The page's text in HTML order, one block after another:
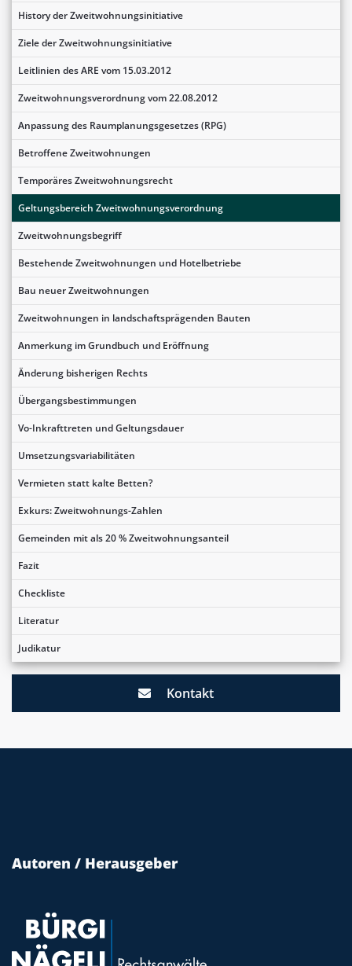
History der Zweitwohnungsinitiative
Ziele der Zweitwohnungsinitiative
Leitlinien des ARE vom 15.03.2012
Zweitwohnungsverordnung vom 22.08.2012
Anpassung des Raumplanungsgesetzes (RPG)
Betroffene Zweitwohnungen
Temporäres Zweitwohnungsrecht
Geltungsbereich Zweitwohnungsverordnung
Zweitwohnungsbegriff
Bestehende Zweitwohnungen und Hotelbetriebe
Bau neuer Zweitwohnungen
Zweitwohnungen in landschaftsprägenden Bauten
Anmerkung im Grundbuch und Eröffnung
Änderung bisherigen Rechts
Übergangsbestimmungen
Vo-Inkrafttreten und Geltungsdauer
Umsetzungsvariabilitäten
Vermieten statt kalte Betten?
Exkurs: Zweitwohnungs-Zahlen
Gemeinden mit als 20 % Zweitwohnungsanteil
Fazit
Checkliste
Literatur
Judikatur
Kontakt
Autoren / Herausgeber